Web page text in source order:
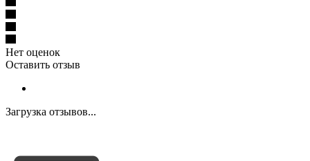
Нет оценок
Оставить отзыв
Загрузка отзывов...